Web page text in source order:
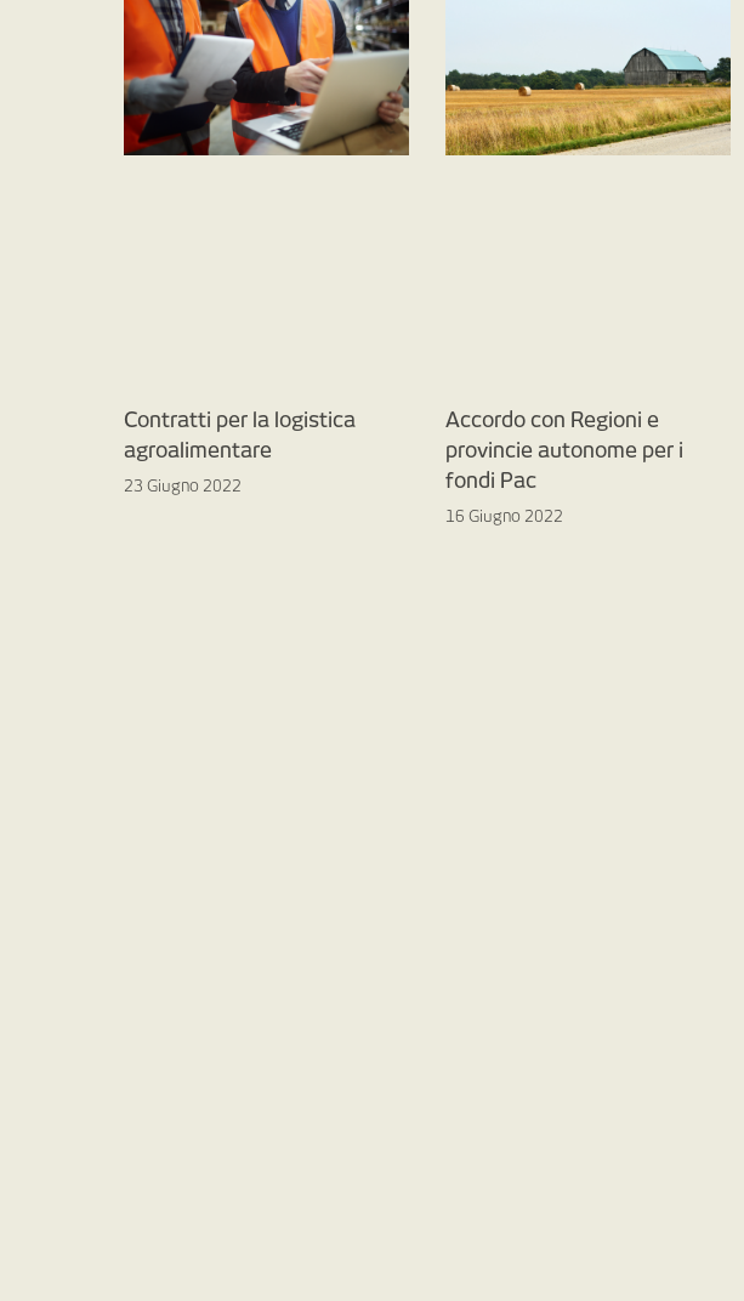
Contratti per la logistica
agroalimentare
23 Giugno 2022
Accordo con Regioni e
provincie autonome per i
fondi Pac
16 Giugno 2022